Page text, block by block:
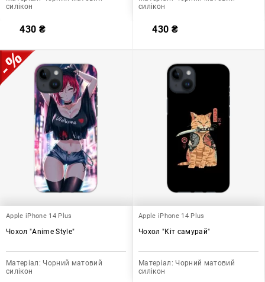
силікон
430 ₴
силікон
430 ₴
Apple iPhone 14 Plus
Чохол "Anime Style"
Матеріал: Чорний матовий
силікон
Apple iPhone 14 Plus
Чохол "Кіт самурай"
Матеріал: Чорний матовий
силікон